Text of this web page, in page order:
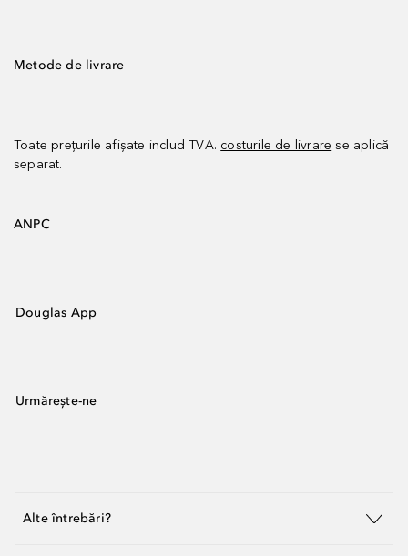
Metode de livrare
Toate prețurile afișate includ TVA. costurile de livrare se aplică
separat.
ANPC
Douglas App
Urmărește-ne
Alte întrebări?